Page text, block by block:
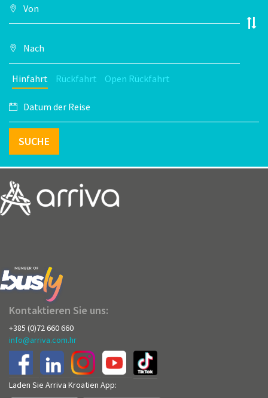
Hinfahrt Rückfahrt Open Rückfahrt
SUCHE
Kontaktieren Sie uns:
+385 (0)72 660 660
info@arriva.com.hr
Laden Sie Arriva Kroatien App: